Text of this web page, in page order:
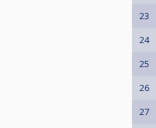
23
24
25
26
27